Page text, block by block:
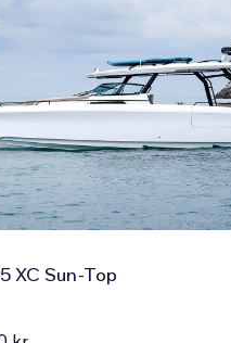
XC Sun-Top